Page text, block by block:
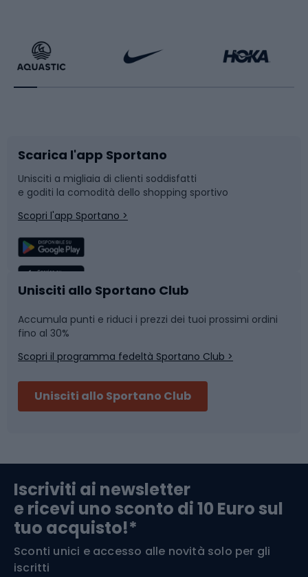
Bikepacking
Bushcraft
Corsa
Sport di squadra
Caschi da ciclismo
Skitouring
Abbigliamento da escursionismo
Sport con le racchette
Slitte e slittini
Snowboard
Camminata nordica
Nuoto
Pattinaggio
Componenti per biciclette
Arrampicata
Medicina dello sport
Scarica l'app Sportano
Unisciti a migliaia di clienti soddisfatti
e goditi la comodità dello shopping sportivo
Scopri l'app Sportano >
Unisciti allo Sportano Club
Accumula punti e riduci i prezzi dei tuoi prossimi ordini
fino al 30%
Scopri il programma fedeltà Sportano Club >
Unisciti allo Sportano Club
Iscriviti ai newsletter
e ricevi uno sconto di 10 Euro sul
tuo acquisto!*
Sconti unici e accesso alle novità solo per gli
iscritti